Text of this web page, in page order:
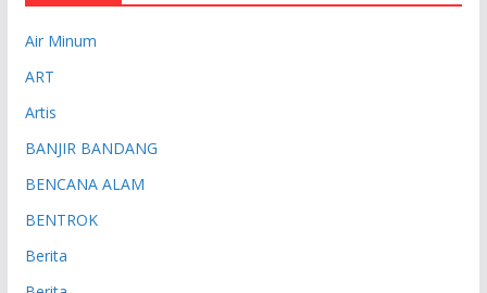
Air Minum
ART
Artis
BANJIR BANDANG
BENCANA ALAM
BENTROK
Berita